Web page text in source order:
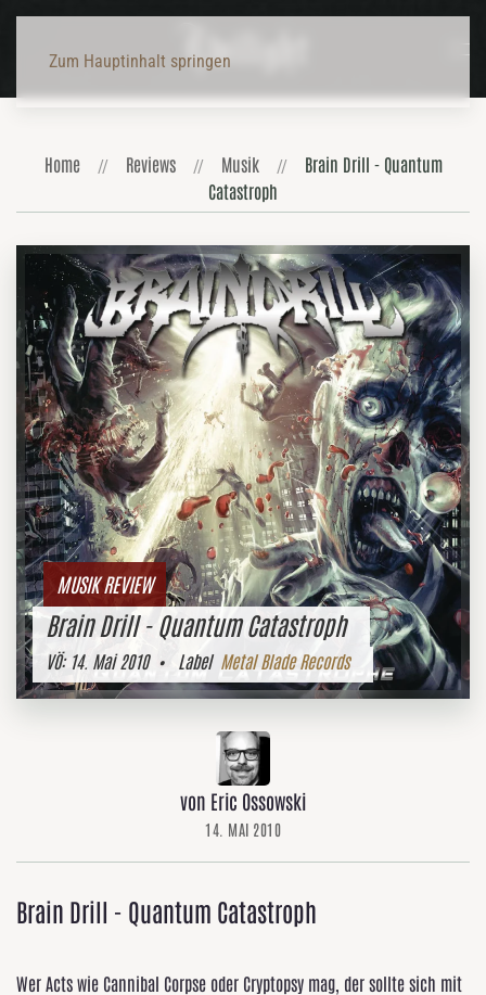
Zum Hauptinhalt springen
Home Reviews Musik
Brain Drill - Quantum
Catastroph
MUSIK REVIEW
Brain Drill - Quantum Catastroph
VÖ:14. Mai 2010• Label Metal Blade Records
von Eric Ossowski
14. MAI 2010
Brain Drill - Quantum Catastroph
Wer Acts wie Cannibal Corpse oder Cryptopsy mag, der sollte sich mit